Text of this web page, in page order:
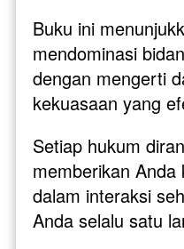
Buku ini
mendominasi
dengan mengerti
kekuasaan yang
Setiap hukum
memberikan
dalam interaksi
Anda selalu satu